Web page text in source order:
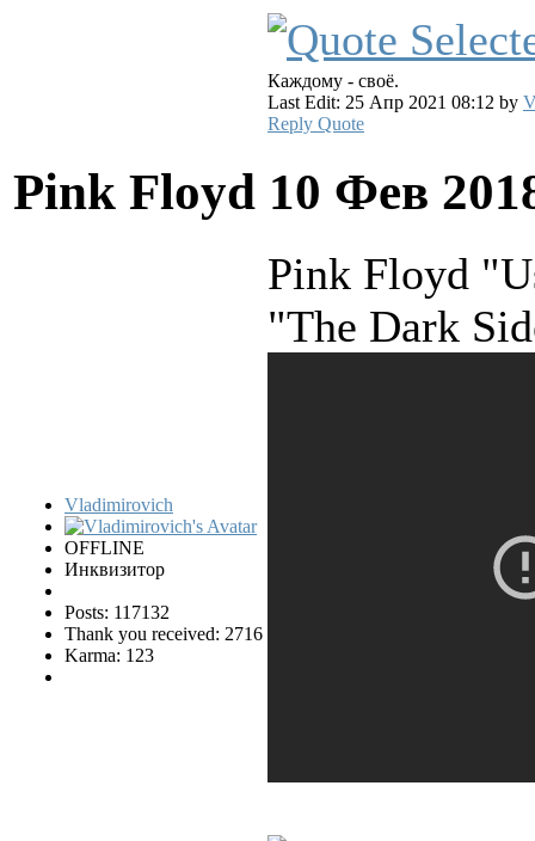
Каждому - своё.
Last Edit: 25 Апр 2021 08:12 by
Reply Quote
Pink Floyd 10 Фев
Vladimirovich
OFFLINE
Инквизитор
Posts: 117132
Thank you received: 2716
Karma: 123
Pink Floyd
"The Dark